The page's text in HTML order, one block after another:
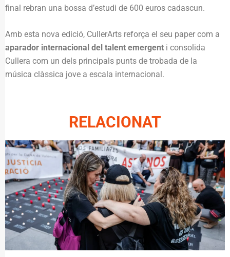
final rebran una bossa d’estudi de 600 euros cadascun.
Amb esta nova edició, CullerArts reforça el seu paper com a
aparador internacional del talent emergent i consolida
Cullera com un dels principals punts de trobada de la
música clàssica jove a escala internacional.
RELACIONAT